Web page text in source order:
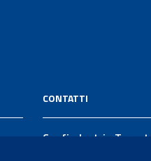
CONTATTI
Confindustria Taranto